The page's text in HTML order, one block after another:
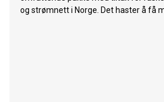
og strømnett i Norge. Det haster å få